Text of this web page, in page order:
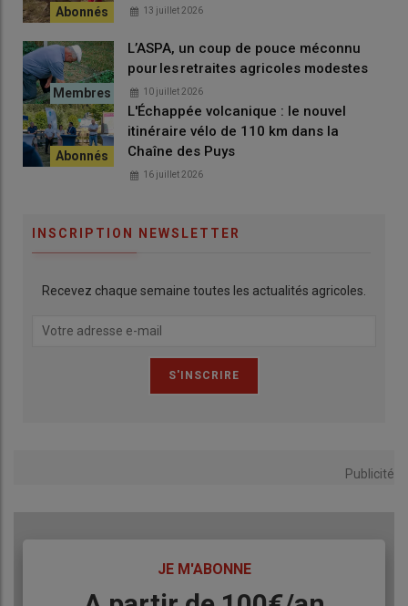
13 juillet 2026
L’ASPA, un coup de pouce méconnu
pour les retraites agricoles modestes
10 juillet 2026
L'Échappée volcanique : le nouvel
itinéraire vélo de 110 km dans la
Chaîne des Puys
16 juillet 2026
INSCRIPTION NEWSLETTER
Recevez chaque semaine toutes les actualités agricoles.
Publicité
JE M'ABONNE